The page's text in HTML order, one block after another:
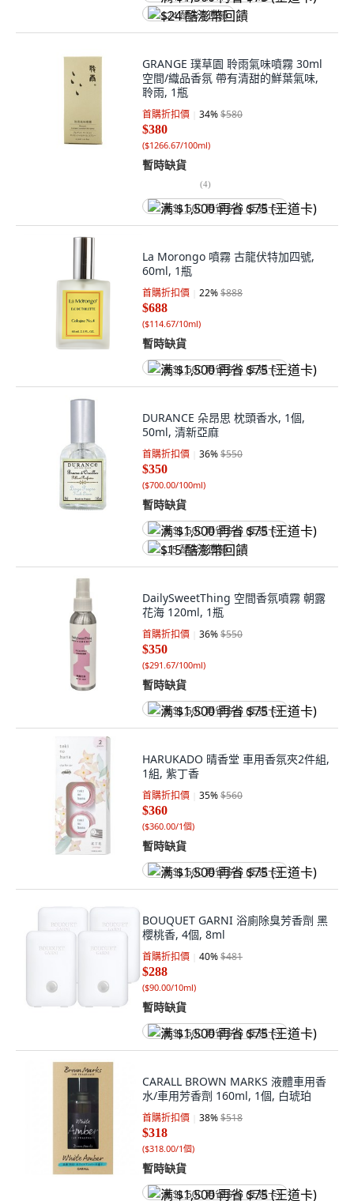
$24 酷澎幣回饋
GRANGE 璞草園 聆雨氣味噴霧 30ml
空間/織品香氛 帶有清甜的鮮葉氣味,
聆雨, 1瓶
首購折扣價 34%$580
$380
($1266.67/100ml)
暫時缺貨
(4)
满 $1,500 再省 $75 (王道卡)
La Morongo 噴霧 古龍伏特加四號,
60ml, 1瓶
首購折扣價 22%$888
$688
($114.67/10ml)
暫時缺貨
满 $1,500 再省 $75 (王道卡)
DURANCE 朵昂思 枕頭香水, 1個,
50ml, 清新亞麻
首購折扣價 36%$550
$350
($700.00/100ml)
暫時缺貨
满 $1,500 再省 $75 (王道卡)
$15 酷澎幣回饋
DailySweetThing 空間香氛噴霧 朝露
花海 120ml, 1瓶
首購折扣價 36%$550
$350
($291.67/100ml)
暫時缺貨
满 $1,500 再省 $75 (王道卡)
HARUKADO 晴香堂 車用香氛夾2件組,
1組, 紫丁香
首購折扣價 35%$560
$360
($360.00/1個)
暫時缺貨
满 $1,500 再省 $75 (王道卡)
BOUQUET GARNI 浴廁除臭芳香劑 黑
櫻桃香, 4個, 8ml
首購折扣價 40%$481
$288
($90.00/10ml)
暫時缺貨
满 $1,500 再省 $75 (王道卡)
CARALL BROWN MARKS 液體車用香
水/車用芳香劑 160ml, 1個, 白琥珀
首購折扣價 38%$518
$318
($318.00/1個)
暫時缺貨
满 $1,500 再省 $75 (王道卡)